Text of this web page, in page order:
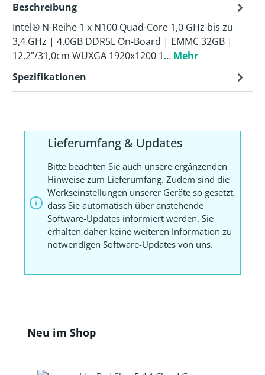
Beschreibung
Intel® N-Reihe 1 x N100 Quad-Core 1,0 GHz bis zu
3,4 GHz | 4.0GB DDR5L On-Board | EMMC 32GB |
12,2"/31,0cm WUXGA 1920x1200 1… Mehr
Spezifikationen
Lieferumfang & Updates
Bitte beachten Sie auch unsere ergänzenden
Hinweise zum Lieferumfang. Zudem sind die
Werkseinstellungen unserer Geräte so gesetzt,
dass Sie automatisch über anstehende
Software-Updates informiert werden. Sie
erhalten daher keine weiteren Information zu
notwendigen Software-Updates von uns.
Produktgalerie überspringen
Neu im Shop